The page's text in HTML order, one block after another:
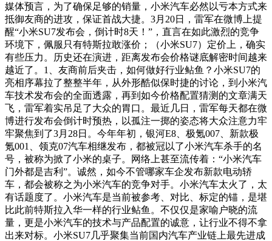
媒体预言，为了确保足够的销量，小米汽车必然以亏本方式来
抵御友商的进攻，保证首战大捷。3月20日，雷军在微博上提
醒“小米SU7发布会，倒计时8天！”，直言在如此激烈的竞争
环境下，佩服只有特斯拉敢涨价；（小米SU7）定价上，确实
有些压力。历史还在演进，距离发布会价格谜底解密时间越来
越近了。1、友商前后夹击，如何做好行业鲇鱼？小米SU7的
亮相序幕拉了整整半年，从外形酷似保时捷的讨论，到小米汽
车技术发布会的全面透露，再到如今价格配置猜测的文章满天
飞，雷军着实吊足了大众的胃口。最近几日，雷军每天都在微
博进行发布会倒计时预热，以孤注一掷的姿态将大众注意力牢
牢聚焦到了3月28日。今年年初，银河E8、极氪007、新款极
氪001、领克07汽车相继发布，都被冠以了小米汽车杀手的名
号，被称为掀了小米的桌子。网络上甚至流传着：“小米汽车
门外都是吉利”。诚然，如今不管哪家车企发布新款电动轿
车，都会被称之为小米汽车的竞争对手。小米汽车太火了，太
有话题度了。小米汽车是当前被参考、对比、标定的锚，是堪
比此前特斯拉入华一样的行业鲇鱼。不仅仅是家喻户晓的流
量，更是小米汽车的技术与产品配置的诚意，让行业不得不拿
出来对标。小米SU7几乎聚集当前国内汽车产业链上最先进成